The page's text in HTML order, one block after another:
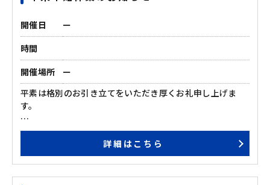
開催日
ー
時間
開催場所
ー
平素は格別のお引き立てをいただき厚くお礼申し上げま
す。
誠に勝手ながら2025年12月28日（日）～ 2026年1月4日
（日）の期間を年末年始休業とさせて頂きます。
期間中にいただいたお問い合わせについては、1月5日
詳細はこちら